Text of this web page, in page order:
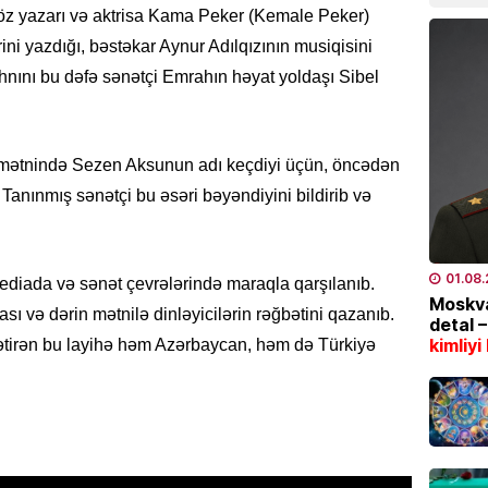
yazarı və aktrisa Kama Peker (Kemale Peker)
yazdığı, bəstəkar Aynur Adılqızının musiqisini
bu dəfə sənətçi Emrahın həyat yoldaşı Sibel
Sezen Aksunun adı keçdiyi üçün, öncədən
sənətçi bu əsəri bəyəndiyini bildirib və
və sənət çevrələrində maraqla qarşılanıb.
və dərin mətnilə dinləyicilərin rəğbətini qazanıb.
bu layihə həm Azərbaycan, həm də Türkiyə
Bu
daha
detal –
kimliyi